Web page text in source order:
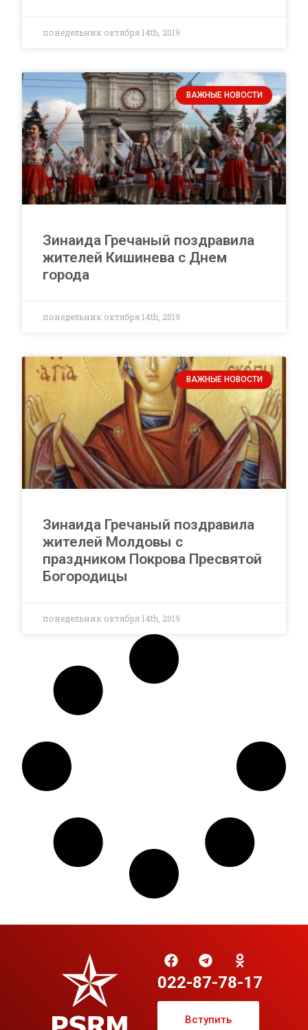
понедельник октября 14th, 2019
ВАЖНЫЕ НОВОСТИ
Зинаида Гречаный поздравила
жителей Кишинева с Днем
города
понедельник октября 14th, 2019
ВАЖНЫЕ НОВОСТИ
Зинаида Гречаный поздравила
жителей Молдовы с
праздником Покрова Пресвятой
Богородицы
понедельник октября 14th, 2019
022-87-78-17
Вступить